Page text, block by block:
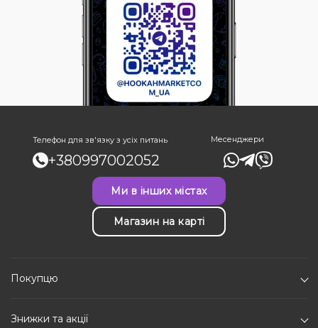
Телефон для зв'язку з усіх питань
+380997002052
Месенджери
Ми в інших містах
Магазин на карті
Покупцю
Знижки та акції